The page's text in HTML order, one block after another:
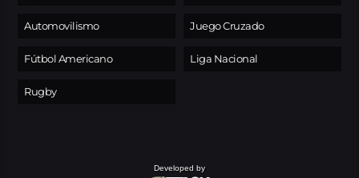
Automovilismo
Fútbol Americano
Rugby
Juego Cruzado
Liga Nacional
Developed by